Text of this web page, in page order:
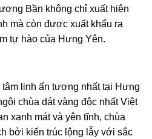
Bần không chỉ xuất hiện
mà còn được xuất khẩu ra
tự hào của Hưng Yên.
linh ấn tượng nhất tại Hưng
chùa dát vàng độc nhất Việt
xanh mát và yên tĩnh, chùa
bởi kiến trúc lộng lẫy với sắc